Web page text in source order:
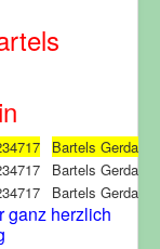
Bartels Gerda
Bartels Gerda
Bartels Gerda
ganz herzlich